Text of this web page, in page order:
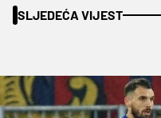
SLJEDEĆA VIJEST